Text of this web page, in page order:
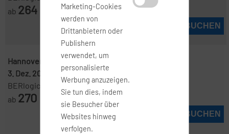
ab 264
JETZT BUCHEN
Hannover ( HAJ )- Manchester ( MAN )
3. Dez. 2026
6. Dez. 2026
BERlogic
ab 270
JETZT BUCHEN
Marketing-Cookies
werden von
Drittanbietern oder
Publishern
verwendet, um
personalisierte
Werbung anzuzeigen.
Sie tun dies, indem
sie Besucher über
Websites hinweg
verfolgen.